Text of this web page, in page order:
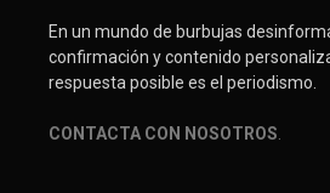
En un mundo de burbujas
confirmación y contenido
respuesta posible es el periodismo.
CONTACTA CON NOSOTROS